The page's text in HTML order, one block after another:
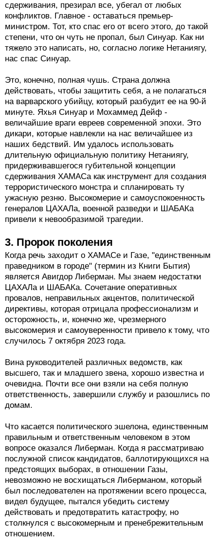
сдерживания, презирал все, убегал от любых
конфликтов. Главное - оставаться премьер-
министром. Тот, кто спас его от всего этого, до такой
степени, что он чуть не пропал, был Синуар. Как ни
тяжело это написать, но, согласно логике Нетаниягу,
нас спас Синуар.
Это, конечно, полная чушь. Страна должна
действовать, чтобы защитить себя, а не полагаться
на варварского убийцу, который разбудит ее на 90-й
минуте. Яхья Синуар и Мохаммед Дейф -
величайшие враги евреев современной эпохи. Это
дикари, которые навлекли на нас величайшее из
наших бедствий. Им удалось использовать
длительную официальную политику Нетаниягу,
придерживавшегося губительной концепции
сдерживания ХАМАСа как инструмент для создания
террористического монстра и спланировать ту
ужасную резню. Высокомерие и самоуспокоенность
генералов ЦАХАЛа, военной разведки и ШАБАКа
привели к невообразимой трагедии.
3. Пророк поколения
Когда речь заходит о ХАМАСе и Газе, "единственным
праведником в городе" (термин из Книги Бытия)
является Авигдор Либерман. Мы знаем недостатки
ЦАХАЛа и ШАБАКа. Сочетание оперативных
провалов, неправильных акцентов, политической
директивы, которая отрицала профессионализм и
осторожность, и, конечно же, чрезмерного
высокомерия и самоуверенности привело к тому, что
случилось 7 октября 2023 года.
Вина руководителей различных ведомств, как
высшего, так и младшего звена, хорошо известна и
очевидна. Почти все они взяли на себя полную
ответственность, завершили службу и разошлись по
домам.
Что касается политического эшелона, единственным
правильным и ответственным человеком в этом
вопросе оказался Либерман. Когда я рассматриваю
послужной список кандидатов, баллотирующихся на
предстоящих выборах, в отношении Газы,
невозможно не восхищаться Либерманом, который
был последователен на протяжении всего процесса,
видел будущее, пытался убедить систему
действовать и предотвратить катастрофу, но
столкнулся с высокомерным и пренебрежительным
отношением.